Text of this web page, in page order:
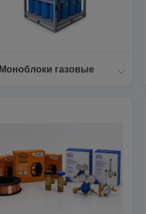
Моноблоки газовые